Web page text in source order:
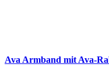
Ava Arm­band mit Ava-